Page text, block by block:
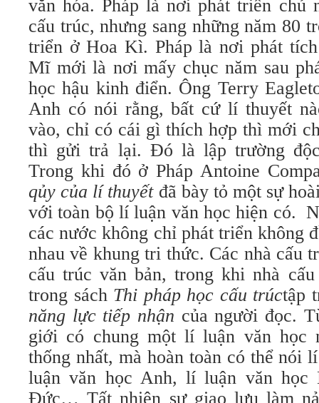
văn hóa. Pháp là nơi phát triển chủ
cấu trúc, nhưng sang những năm 80
triển ở Hoa Kì. Pháp là nơi phát
Mĩ mới là nơi mấy chục năm sau
học hậu kinh điển. Ông Terry
Anh có nói rằng, bất cứ lí thuyết
vào, chỉ có cái gì thích hợp thì mới
thì gửi trả lại. Đó là lập trường
Trong khi đó ở Pháp Antoine
qủy của lí thuyếtđã bày tỏ một sự
với toàn bộ lí luận văn học hiện có.
các nước không chỉ phát triển không
nhau về khung tri thức. Các nhà cấu
cấu trúc văn bản, trong khi nhà
trong sách Thi pháp học cấu trúctập
năng lực tiếp nhận của người đọc.
giới có chung một lí luận văn học
thống nhất, mà hoàn toàn có thể nói
luận văn học Anh, lí luận văn học
Đức… Tất nhiên sự giao lưu làm